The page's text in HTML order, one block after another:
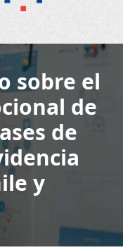
sobre el
de
de
y